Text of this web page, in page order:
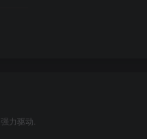
强力驱动.